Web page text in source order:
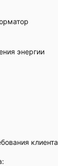
энергии
клиента